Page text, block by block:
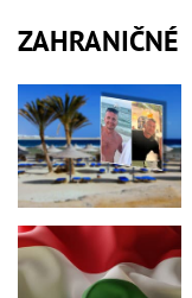
ZAHRANIČNÉ